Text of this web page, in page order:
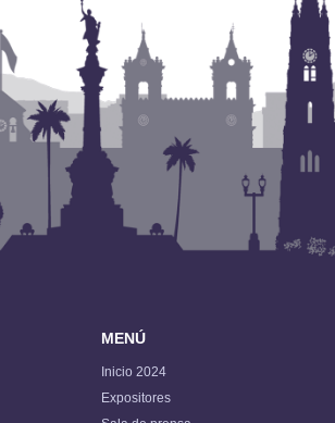
MENÚ
Inicio 2024
Expositores